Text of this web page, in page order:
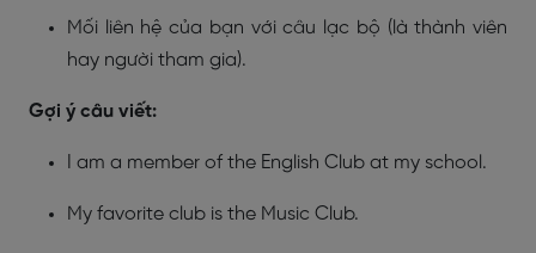
Mối liên hệ của bạn với câu lạc bộ (là thành viên
hay người tham gia).
Gợi ý câu viết:
I am a member of the English Club at my school.
My favorite club is the Music Club.